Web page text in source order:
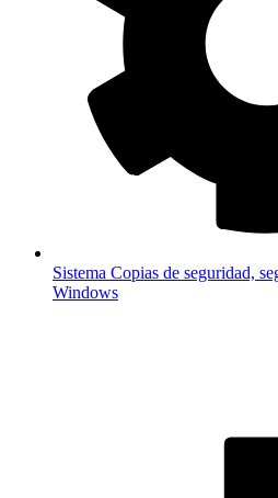
Sistema Copias de seguridad,
Windows